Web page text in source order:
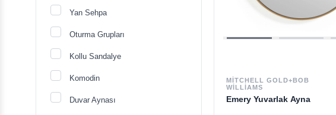
Yan Sehpa
Oturma Grupları
Kollu Sandalye
Komodin
Duvar Aynası
MITCHELL GOLD+BOB
WILLIAMS
Emery Yuvarlak Ayna